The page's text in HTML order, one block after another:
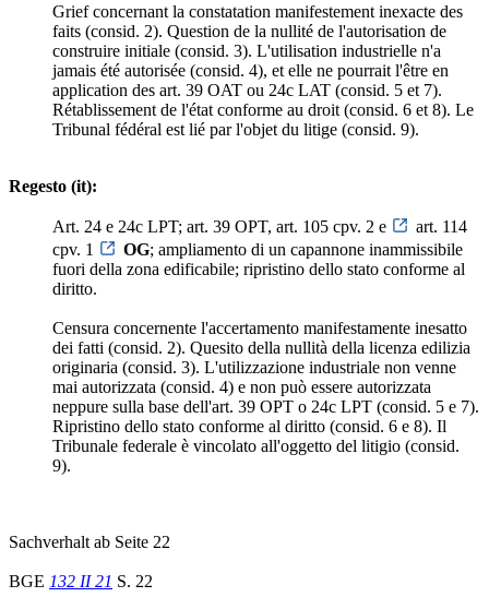
Grief concernant la constatation manifestement inexacte des
faits (consid. 2). Question de la nullité de l'autorisation de
construire initiale (consid. 3). L'utilisation industrielle n'a
jamais été autorisée (consid. 4), et elle ne pourrait l'être en
application des art. 39 OAT ou 24c LAT (consid. 5 et 7).
Rétablissement de l'état conforme au droit (consid. 6 et 8). Le
Tribunal fédéral est lié par l'objet du litige (consid. 9).
Regesto (it):
Art. 24 e 24c LPT; art. 39 OPT, art. 105 cpv. 2 e
art. 114
cpv. 1
OG; ampliamento di un capannone inammissibile
fuori della zona edificabile; ripristino dello stato conforme al
diritto.
Censura concernente l'accertamento manifestamente inesatto
dei fatti (consid. 2). Quesito della nullità della licenza edilizia
originaria (consid. 3). L'utilizzazione industriale non venne
mai autorizzata (consid. 4) e non può essere autorizzata
neppure sulla base dell'art. 39 OPT o 24c LPT (consid. 5 e 7).
Ripristino dello stato conforme al diritto (consid. 6 e 8). Il
Tribunale federale è vincolato all'oggetto del litigio (consid.
9).
Sachverhalt ab Seite 22
BGE 132 II 21 S. 22